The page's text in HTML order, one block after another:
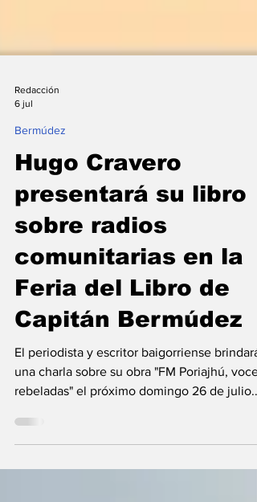
Redacción
6 jul
Bermúdez
Hugo Cravero
presentará su libro
sobre radios
comunitarias en la
Feria del Libro de
El periodista y escritor baigorriense brindará
una charla sobre su obra "FM Poriajhú, voces
escritor Hugo Cravero participará de la